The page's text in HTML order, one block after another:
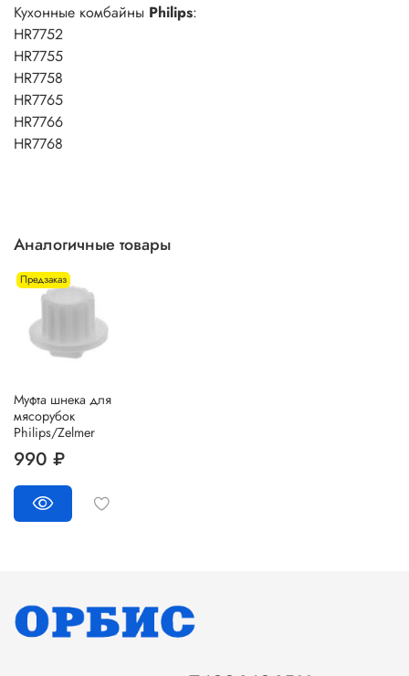
Кухонные комбайны Philips:
HR7752
HR7755
HR7758
HR7765
HR7766
HR7768
Аналогичные товары
Предзаказ
Муфта шнека для
мясорубок
Philips/Zelmer
990 ₽